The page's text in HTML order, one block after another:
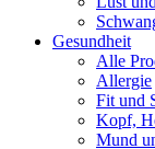
Gesundheit
Alle
Allergie
Fit und
Kopf,
Mund